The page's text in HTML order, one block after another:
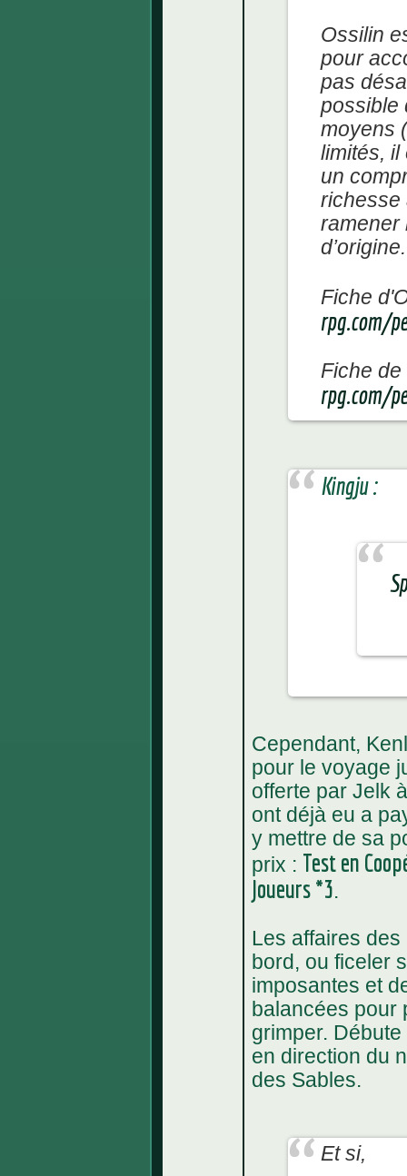
Ossilin
pour
pas
possible
moyens
limités, il
un
richesse
ramener
d’origine.
Fiche
rpg.com/
Fiche
rpg.com/
Kingju :
Cependant,
pour le voyage
offerte par Jelk
ont déjà eu a
y mettre de sa
prix : Test en
Joueurs *3.
Les affaires
bord, ou ficeler
imposantes et
balancées pour
grimper.
en direction du
des Sables.
Et si,